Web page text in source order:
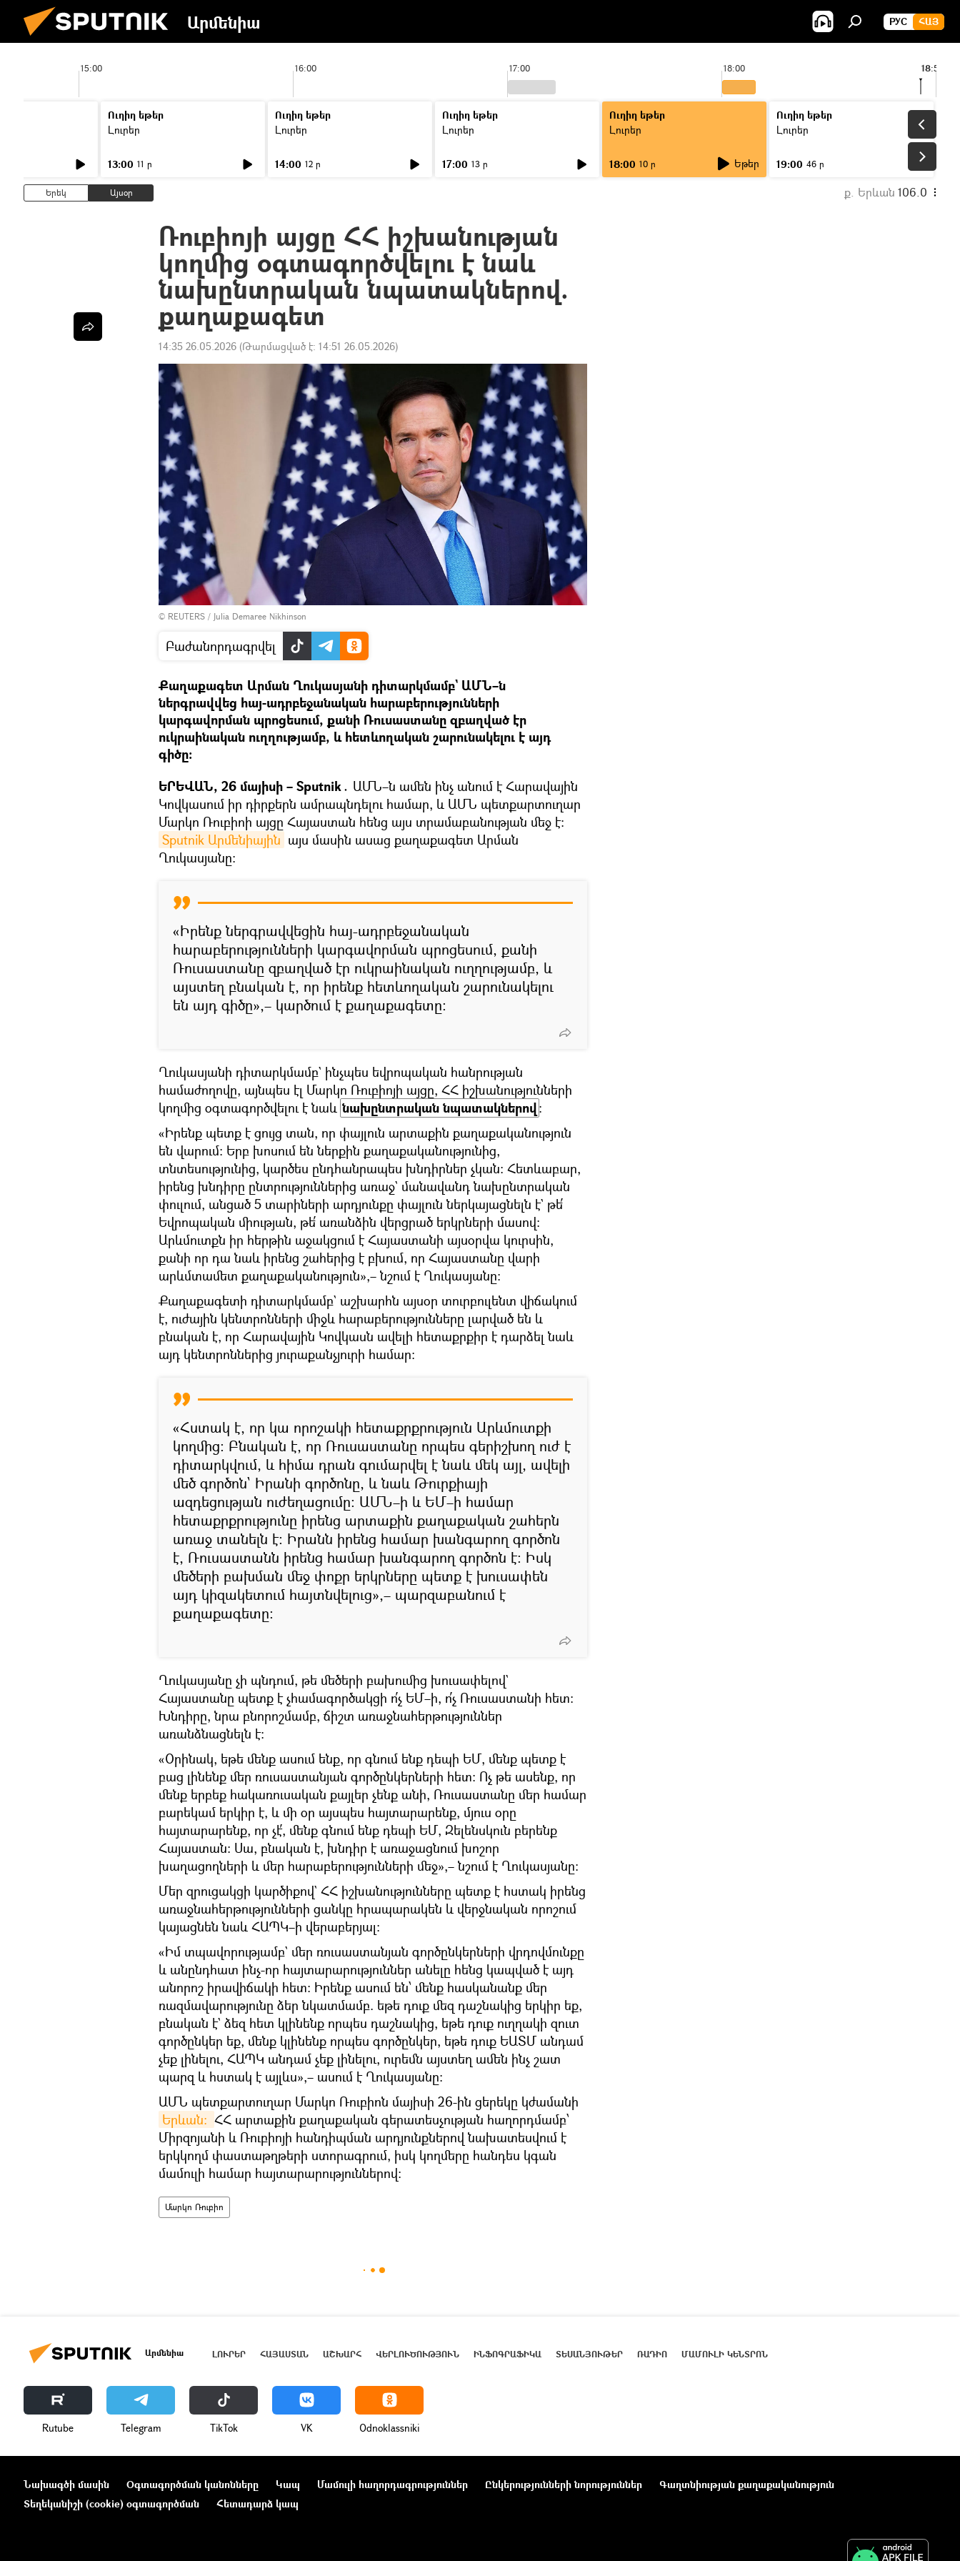
Արմենիա РУС ՀԱՅ
15:00 16:00 17:00 18:00 18:55
Ուղիղ եթեր
Լուրեր
13:00 11 ր
Ուղիղ եթեր
Լուրեր
14:00 12 ր
Ուղիղ եթեր
Լուրեր
17:00 13 ր
Ուղիղ եթեր
Լուրեր
18:00 10 ր Եթեր
Ուղիղ եթեր
Լուրեր
19:00 46 ր
Երեկ Այսօր ք. Երևան 106.0
Ռուբիոյի այցը ՀՀ իշխանության
կողմից օգտագործվելու է նաև
նախընտրական նպատակներով.
քաղաքագետ
14:35 26.05.2026 (Թարմացված է: 14:51 26.05.2026)
© REUTERS / Julia Demaree Nikhinson
Բաժանորդագրվել
Քաղաքագետ Արման Ղուկասյանի դիտարկմամբ` ԱՄՆ–ն
ներգրավվեց հայ-ադրբեջանական հարաբերությունների
կարգավորման պրոցեսում, քանի Ռուսաստանը զբաղված էր
ուկրաինական ուղղությամբ, և հետևողական շարունակելու է այդ
գիծը։
ԵՐԵՎԱՆ, 26 մայիսի – Sputnik․ ԱՄՆ–ն ամեն ինչ անում է Հարավային
Կովկասում իր դիրքերն ամրապնդելու համար, և ԱՄՆ պետքարտուղար
Մարկո Ռուբիոի այցը Հայաստան հենց այս տրամաբանության մեջ է։
Sputnik Արմենիային այս մասին ասաց քաղաքագետ Արման
Ղուկասյանը։
«Իրենք ներգրավվեցին հայ-ադրբեջանական
հարաբերությունների կարգավորման պրոցեսում, քանի
Ռուսաստանը զբաղված էր ուկրաինական ուղղությամբ, և
այստեղ բնական է, որ իրենք հետևողական շարունակելու
են այդ գիծը»,– կարծում է քաղաքագետը։
Ղուկասյանի դիտարկմամբ` ինչպես եվրոպական հանրության
համաժողովը, այնպես էլ Մարկո Ռուբիոյի այցը, ՀՀ իշխանությունների
կողմից օգտագործվելու է նաև նախընտրական նպատակներով։
«Իրենք պետք է ցույց տան, որ փայլուն արտաքին քաղաքականություն
են վարում։ Երբ խոսում են ներքին քաղաքականությունից,
տնտեսությունից, կարծես ընդհանրապես խնդիրներ չկան։ Հետևաբար,
իրենց խնդիրը ընտրություններից առաջ` մանավանդ նախընտրական
փուլում, անցած 5 տարիների արդյունքը փայլուն ներկայացնելն է` թե՛
Եվրոպական միության, թե՛ առանձին վերցրած երկրների մասով։
Արևմուտքն իր հերթին աջակցում է Հայաստանի այսօրվա կուրսին,
քանի որ դա նաև իրենց շահերից է բխում, որ Հայաստանը վարի
արևմտամետ քաղաքականություն»,– նշում է Ղուկասյանը։
Քաղաքագետի դիտարկմամբ` աշխարհն այսօր տուրբուլենտ վիճակում
է, ուժային կենտրոնների միջև հարաբերությունները լարված են և
բնական է, որ Հարավային Կովկասն ավելի հետաքրքիր է դարձել նաև
այդ կենտրոններից յուրաքանչյուրի համար։
«Հստակ է, որ կա որոշակի հետաքրքրություն Արևմուտքի
կողմից։ Բնական է, որ Ռուսաստանը որպես գերիշխող ուժ է
դիտարկվում, և հիմա դրան գումարվել է նաև մեկ այլ, ավելի
մեծ գործոն` Իրանի գործոնը, և նաև Թուրքիայի
ազդեցության ուժեղացումը։ ԱՄՆ–ի և ԵՄ–ի համար
հետաքրքրությունը իրենց արտաքին քաղաքական շահերն
առաջ տանելն է։ Իրանն իրենց համար խանգարող գործոն
է, Ռուսաստանն իրենց համար խանգարող գործոն է։ Իսկ
մեծերի բախման մեջ փոքր երկրները պետք է խուսափեն
այդ կիզակետում հայտնվելուց»,– պարզաբանում է
քաղաքագետը։
Ղուկասյանը չի պնդում, թե մեծերի բախումից խուսափելով`
Հայաստանը պետք է չհամագործակցի ո՛չ ԵՄ–ի, ո՛չ Ռուսաստանի հետ։
Խնդիրը, նրա բնորոշմամբ, ճիշտ առաջնահերթություններ
առանձնացնելն է։
«Օրինակ, եթե մենք ասում ենք, որ գնում ենք դեպի ԵՄ, մենք պետք է
բաց լինենք մեր ռուսաստանյան գործընկերների հետ։ Ոչ թե ասենք, որ
մենք երբեք հակառուսական քայլեր չենք անի, Ռուսաստանը մեր համար
բարեկամ երկիր է, և մի օր այսպես հայտարարենք, մյուս օրը
հայտարարենք, որ չէ՛, մենք գնում ենք դեպի ԵՄ, Զելենսկուն բերենք
Հայաստան։ Սա, բնական է, խնդիր է առաջացնում խոշոր
խաղացողների և մեր հարաբերությունների մեջ»,– նշում է Ղուկասյանը։
Մեր զրուցակցի կարծիքով` ՀՀ իշխանությունները պետք է հստակ իրենց
առաջնահերթությունների ցանկը հրապարակեն և վերջնական որոշում
կայացնեն նաև ՀԱՊԿ–ի վերաբերյալ։
«Իմ տպավորությամբ` մեր ռուսաստանյան գործընկերների վրդովմունքը
և անընդհատ ինչ-որ հայտարարություններ անելը հենց կապված է այդ
անորոշ իրավիճակի հետ։ Իրենք ասում են՝ մենք հասկանանք մեր
ռազմավարությունը ձեր նկատմամբ. եթե դուք մեզ դաշնակից երկիր եք,
բնական է` ձեզ հետ կլինենք որպես դաշնակից, եթե դուք ուղղակի զուտ
գործընկեր եք, մենք կլինենք որպես գործընկեր, եթե դուք ԵԱՏՄ անդամ
չեք լինելու, ՀԱՊԿ անդամ չեք լինելու, ուրեմն այստեղ ամեն ինչ շատ
պարզ և հստակ է այլևս»,– ասում է Ղուկասյանը։
ԱՄՆ պետքարտուղար Մարկո Ռուբիոն մայիսի 26-ին ցերեկը կժամանի
Երևան։ ՀՀ արտաքին քաղաքական գերատեսչության հաղորդմամբ՝
Միրզոյանի և Ռուբիոյի հանդիպման արդյունքներով նախատեսվում է
երկկողմ փաստաթղթերի ստորագրում, իսկ կողմերը հանդես կգան
մամուլի համար հայտարարություններով:
Մարկո Ռուբիո
Արմենիա ԼՈՒՐԵՐ ՀԱՅԱՍՏԱՆ ԱՇԽԱՐՀ ՎԵՐԼՈՒԾՈՒԹՅՈՒՆ ԻՆՖՈԳՐԱՖԻԿԱ ՏԵՍԱՆՅՈՒԹԵՐ ՌԱԴԻՈ ՄԱՄՈՒԼԻ ԿԵՆՏՐՈՆ
Rutube Telegram ТikТоk VK Odnoklassniki
Նախագծի մասին Օգտագործման կանոնները Կապ Մամուլի հաղորդագրություններ Ընկերությունների նորություններ
Գաղտնիության քաղաքականություն
Տեղեկանիշի (cookie) օգտագործման
Հետադարձ կապ